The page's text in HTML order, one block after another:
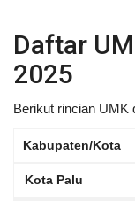
Daftar
2025
Berikut rincian UMK
Kabupaten/Kota
Kota Palu